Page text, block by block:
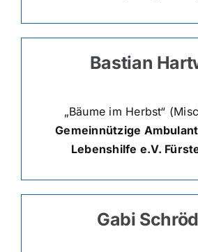
Bastian
„Bäume im Herbst“
Gemeinnützige
Lebenshilfe e.V.
Gabi